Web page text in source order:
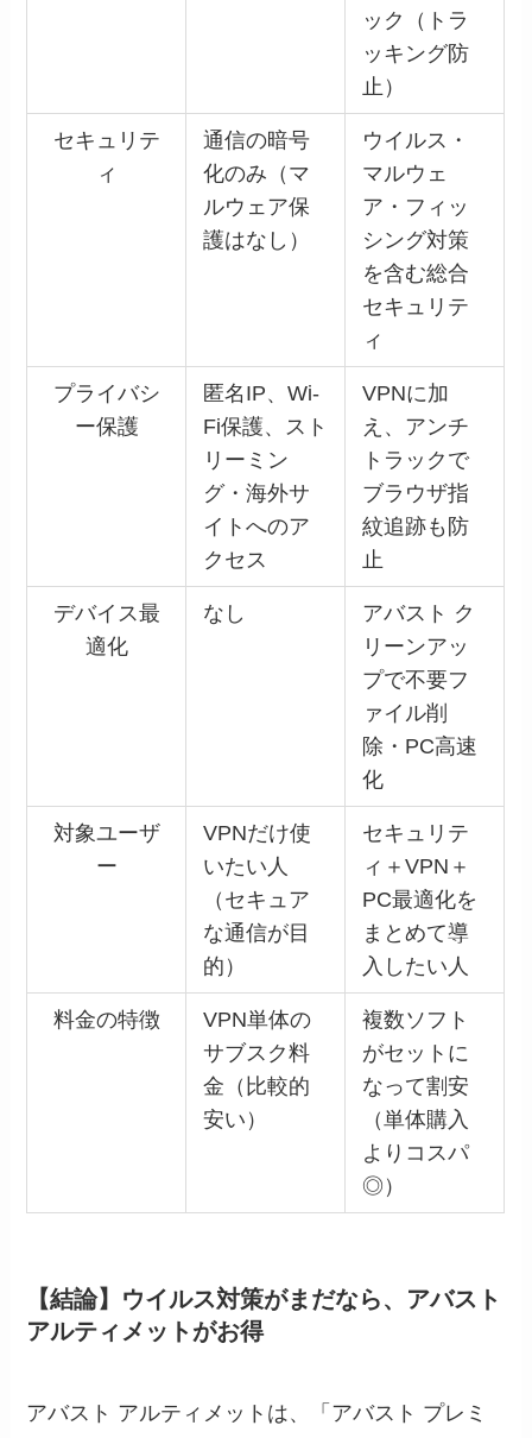
ック（トラ
ッキング防
止）
セキュリテ
ィ
通信の暗号
化のみ（マ
ルウェア保
護はなし）
ウイルス・
マルウェ
ア・フィッ
シング対策
を含む総合
セキュリテ
ィ
プライバシ
ー保護
匿名IP、Wi-
Fi保護、スト
リーミン
グ・海外サ
イトへのア
クセス
VPNに加
え、アンチ
トラックで
ブラウザ指
紋追跡も防
止
デバイス最
適化
なし
アバスト ク
リーンアッ
プで不要フ
ァイル削
除・PC高速
化
対象ユーザ
ー
VPNだけ使
いたい人
（セキュア
な通信が目
的）
セキュリテ
ィ＋VPN＋
PC最適化を
まとめて導
入したい人
料金の特徴
VPN単体の
サブスク料
金（比較的
安い）
複数ソフト
がセットに
なって割安
（単体購入
よりコスパ
◎）
【結論】ウイルス対策がまだなら、アバスト
アルティメットがお得
アバスト アルティメットは、「アバスト プレミ